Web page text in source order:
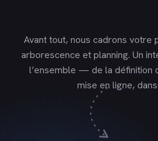
Avant tout, nous cadrons votre
arborescence et planning. Un
l’ensemble — de la définition
mise en ligne,